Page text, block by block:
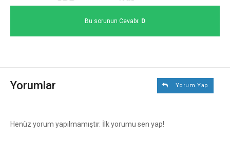
Bu sorunun Cevabı: D
Yorumlar Yorum Yap
Henüz yorum yapılmamıştır. İlk yorumu sen yap!